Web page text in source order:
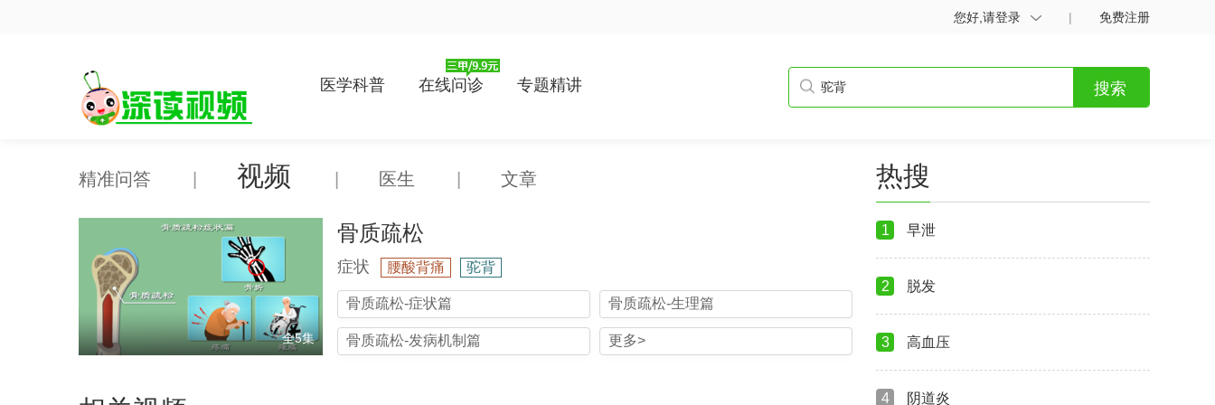
您好,请登录 | 免费注册
医学科普 在线问诊 专题精讲 搜索
精准问答 视频 医生 文章
全5集
骨质疏松
症状 腰酸背痛 驼背
骨质疏松-症状篇 骨质疏松-生理篇
骨质疏松-发病机制篇 更多>
热搜
1 早泄
2 脱发
3 高血压
4 阴道炎